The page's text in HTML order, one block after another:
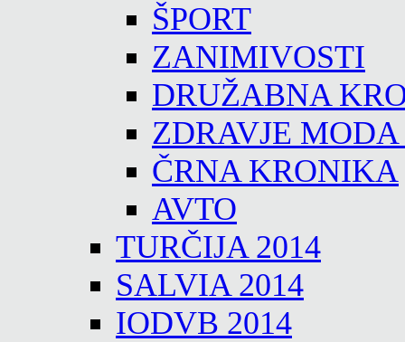
ŠPORT
ZANIMIVOSTI
DRUŽABNA
ZDRAVJE
ČRNA KRONIKA
AVTO
TURČIJA 2014
SALVIA 2014
IODVB 2014